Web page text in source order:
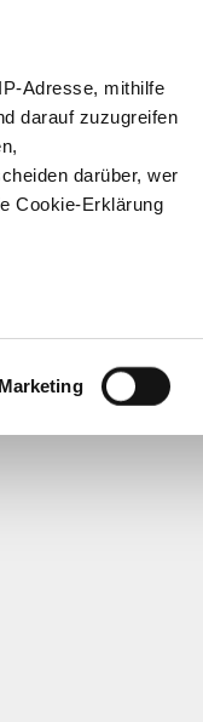
Adresse, mithilfe
darauf zuzugreifen
darüber, wer
Cookie-Erklärung
identifizieren
Sie Ihre
soziale Medien
Werbung
weiteren Daten
Marketing
Psychologie-
teachSam